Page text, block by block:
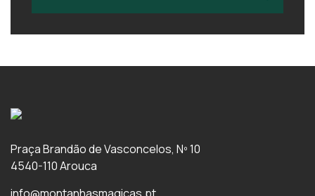
Praça Brandão de Vasconcelos, Nº 10
4540-110 Arouca
info@montanhasmagicas.pt